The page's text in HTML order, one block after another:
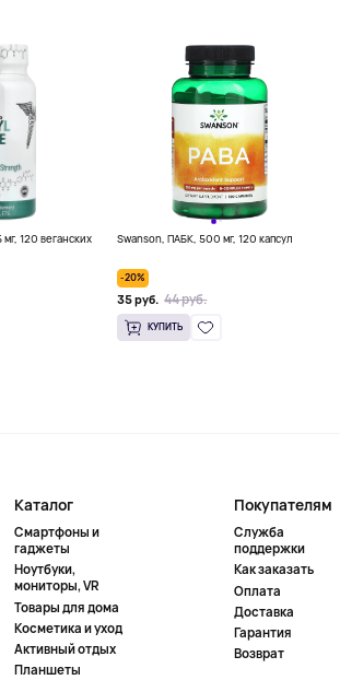
120 веганских
Swanson, ПАБК, 500 мг, 120 капсул
-20%
35 руб. 44 руб.
КУПИТЬ
Каталог
Смартфоны и
гаджеты
Ноутбуки,
мониторы, VR
Товары для дома
Косметика и уход
Активный отдых
Планшеты
Покупателям
Служба
поддержки
Как заказать
Оплата
Доставка
Гарантия
Возврат